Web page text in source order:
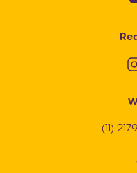
(11)